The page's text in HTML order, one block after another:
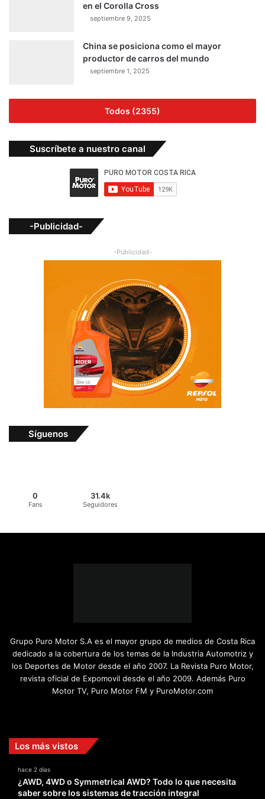
en el Corolla Cross
septiembre 9, 2025
China se posiciona como el mayor
productor de carros del mundo
septiembre 1, 2025
Todos (2355)
Suscríbete a nuestro canal
-Publicidad-
-Publicidad-
Síguenos
0
Fans
31.4k
Seguidores
Grupo Puro Motor S.A es el mayor grupo de medios de Costa Rica
dedicado a la cobertura de los temas de la Industria Automotriz y
los Deportes de Motor desde el año 2007. La Revista Puro Motor,
revista oficial de Expomovil desde el año 2009. Además Puro
Motor TV, Puro Motor FM y PuroMotor.com
Los más vistos
hace 2 días
¿AWD, 4WD o Symmetrical AWD? Todo lo que necesita
saber sobre los sistemas de tracción integral